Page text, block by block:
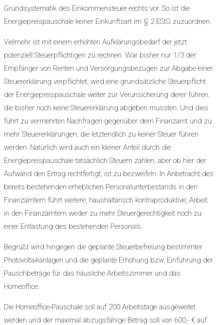
Grundsystematik des Einkommensteuer-rechts vor. So ist die
Energiepreispauschale keiner Einkunftsart im § 2 EStG zuzuordnen.
Vielmehr ist mit einem erhöhten Aufklärungsbedarf der jetzt
potenziell Steuerpflichtigen zu rechnen. War bisher nur 1/3 der
Empfänger von Renten und Versorgungsbezügen zur Abgabe einer
Steuererklärung verpflichtet, wird eine grundsätzliche Steuerpflicht
der Energiepreispauschale weiter zur Verunsicherung derer führen,
die bisher noch keine Steuererklärung abgeben mussten. Und dies
führt zu vermehrten Nachfragen gegenüber dem Finanzamt und zu
mehr Steuererklärungen, die letztendlich zu keiner Steuer führen
werden. Natürlich wird auch ein kleiner Anteil durch die
Energiepreispauschale tatsächlich Steuern zahlen, aber ob hier der
Aufwand den Ertrag rechtfertigt, ist zu bezweifeln. In Anbetracht des
bereits bestehenden erheblichen Personalunterbestands in den
Finanzämtern führt weitere, haushaltärisch kontraproduktive, Arbeit
in den Finanzämtern weder zu mehr Steuergerechtigkeit noch zu
einer Entlastung des bestehenden Personals.
Begrüßt wird hingegen die geplante Steuerbefreiung bestimmter
Photovoltaikanlagen und die geplante Erhöhung bzw. Einführung der
Pauschbeträge für das häusliche Arbeitszimmer und das
Homeoffice.
Die Homeoffice-Pauschale soll auf 200 Arbeitstage ausgeweitet
werden und der maximal abzugsfähige Betrag soll von 600,- € auf